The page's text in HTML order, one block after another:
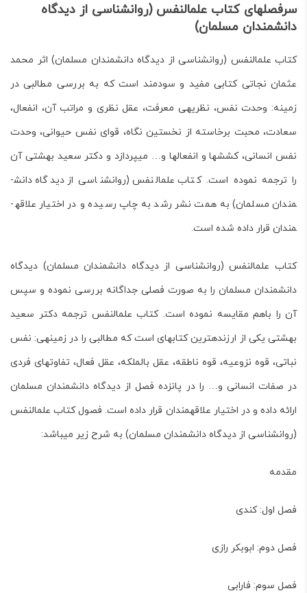
سرفصل­های کتاب علم­النفس (روان­شناسی از دیدگاه
دانش­مندان مسلمان)
کتاب علم­النفس (روان­شناسی از دیدگاه دانش­مندان مسلمان) اثر محمد
عثمان نجاتی کتابی مفید و سودمند است که به بررسی مطالبی در
زمینه: وحدت نفس، نظریه­ی معرفت، عقل نظری و مراتب آن، انفعال،
سعادت، محبت برخاسته از نخستین نگاه، قوای نفس حیوانی، وحدت
نفس انسانی، کشش­ها و انفعال­ها و… می­پردازد و دکتر سعید بهشتی آن
را ترجمه نموده است.کتاب علم­النفس (روان­شناسی از دیدگاه دانش­
مندان مسلمان) به همت نشر رشدبه چاپ رسیده و در اختیار علاقه­
مندان قرار داده شده است.
کتاب علم­النفس (روان­شناسی از دیدگاه دانش­مندان مسلمان) دیدگاه
دانش­مندان مسلمان را به صورت فصلی جداگانه بررسی نموده و سپس
آن را باهم مقایسه نموده است.کتاب علم­النفس ترجمه دکتر سعید
بهشتی یکی از ارزنده­ترین کتاب­های است که مطالبی را در زمینه­ی: نفس
نباتی، قوه نزوعیه، قوه ناطقه، عقل بالملکه، عقل فعال، تفاوت­های فردی
در صفات انسانی و… را در پانزده فصل از دیدگاه دانش­مندان مسلمان
ارائه داده و در اختیار علاقه­مندان قرار داده است. فصول کتاب علم­النفس
(روان­شناسی از دیدگاه دانش­مندان مسلمان) به شرح زیر می­باشد:
مقدمه
فصل اول: کندی
فصل دوم: ابوبکر رازی
فصل سوم: فارابی